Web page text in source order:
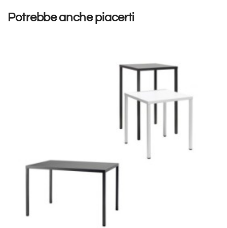
Generalmente disponibile in 4 giorni lavorativi. Gli articoli sono
numero da acquistare. Per l’acquisto di un numero superiore si
posto in basso in modo da verificare le disponibilità e
Potrebbe anche piacerti